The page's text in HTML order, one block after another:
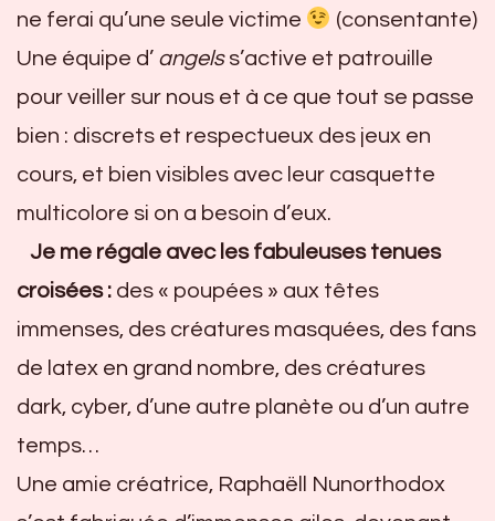
ne ferai qu’une seule victime
(consentante)
Une équipe d’ angelss’active et patrouille
pour veiller sur nous et à ce que tout se passe
bien : discrets et respectueux des jeux en
cours, et bien visibles avec leur casquette
multicolore si on a besoin d’eux.
Je me régale avec les fabuleuses tenues
croisées : des « poupées » aux têtes
immenses, des créatures masquées, des fans
de latex en grand nombre, des créatures
dark, cyber, d’une autre planète ou d’un autre
temps…
Une amie créatrice, Raphaëll Nunorthodox